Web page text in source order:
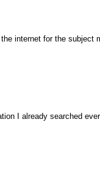
internet for the subject
I already searched